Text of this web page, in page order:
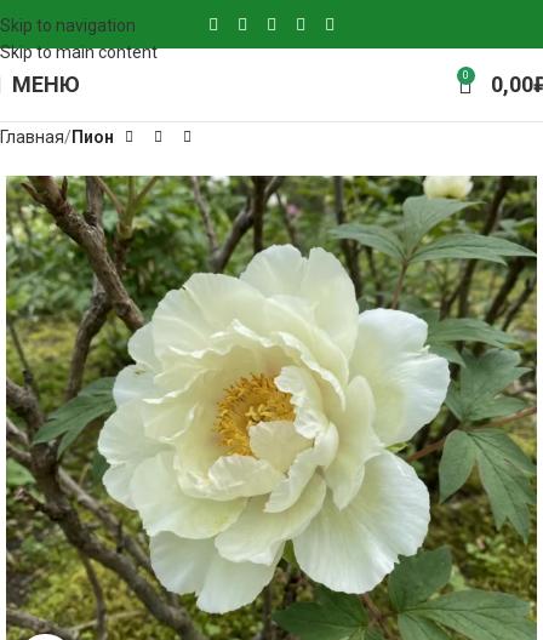
Skip to navigation
Skip to main content
МЕНЮ 0 0,00
Главная Пион